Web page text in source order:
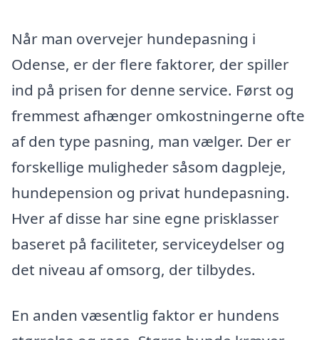
Når man overvejer hundepasning i
Odense, er der flere faktorer, der spiller
ind på prisen for denne service. Først og
fremmest afhænger omkostningerne ofte
af den type pasning, man vælger. Der er
forskellige muligheder såsom dagpleje,
hundepension og privat hundepasning.
Hver af disse har sine egne prisklasser
baseret på faciliteter, serviceydelser og
det niveau af omsorg, der tilbydes.
En anden væsentlig faktor er hundens